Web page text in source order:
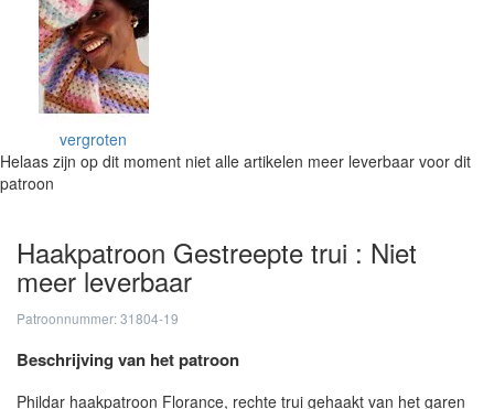
vergroten
Helaas zijn op dit moment niet alle artikelen meer leverbaar voor dit
patroon
Haakpatroon Gestreepte trui : Niet
meer leverbaar
Patroonnummer: 31804-19
Beschrijving van het patroon
Phildar haakpatroon Florance, rechte trui gehaakt van het garen